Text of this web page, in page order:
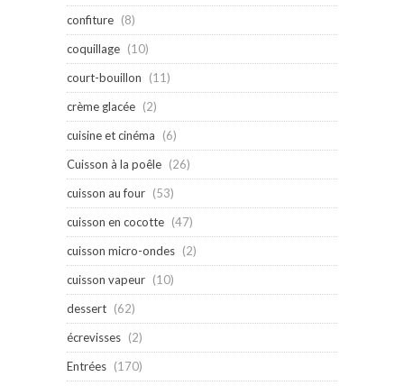
confiture (8)
coquillage (10)
court-bouillon
(11)
crème glacée (2)
cuisine et cinéma
(6)
Cuisson à la poêle (26)
cuisson au four (53)
cuisson en cocotte (47)
cuisson micro-ondes (2)
cuisson vapeur (10)
dessert (62)
écrevisses (2)
Entrées (170)